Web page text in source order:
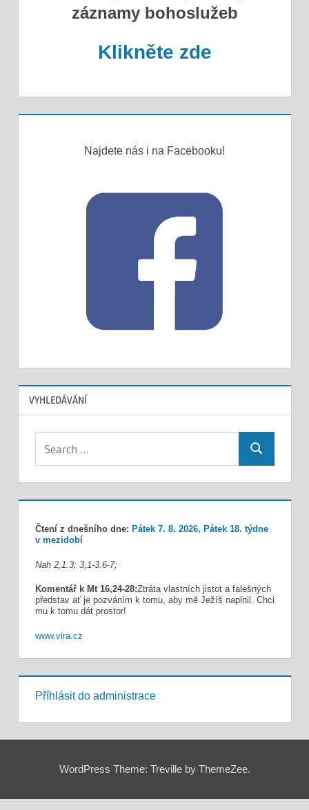
záznamy bohoslužeb
Klikněte zde
Najdete nás i na Facebooku!
VYHLEDÁVÁNÍ
Search
Čtení z dnešního dne: Pátek 7. 8. 2026, Pátek 18. týdne
v mezidobí
Nah 2,1.3; 3,1-3.6-7;
Komentář k Mt 16,24-28:Ztráta vlastních jistot a falešných
představ ať je pozváním k tomu, aby mě Ježíš naplnil. Chci
mu k tomu dát prostor!
www.vira.cz
Příhlásit do administrace
WordPress Theme: Treville by ThemeZee.